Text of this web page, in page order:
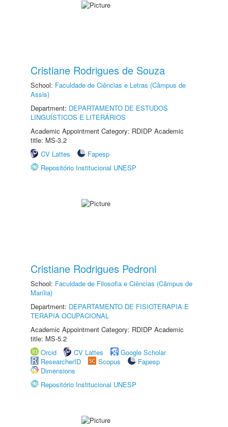
Cristiane Rodrigues de Souza
School: Faculdade de Ciências e Letras (Câmpus de
Assis)
Department: DEPARTAMENTO DE ESTUDOS
LINGUÍSTICOS E LITERÁRIOS
Academic Appointment Category: RDIDP Academic
title: MS-3.2
CV Lattes
Fapesp
Repositório Institucional UNESP
Cristiane Rodrigues Pedroni
School: Faculdade de Filosofia e Ciências (Câmpus de
Marília)
Department: DEPARTAMENTO DE FISIOTERAPIA E
TERAPIA OCUPACIONAL
Academic Appointment Category: RDIDP Academic
title: MS-5.2
Orcid
CV Lattes
Google Scholar
ResearcherID
Scopus
Fapesp
Dimensions
Repositório Institucional UNESP